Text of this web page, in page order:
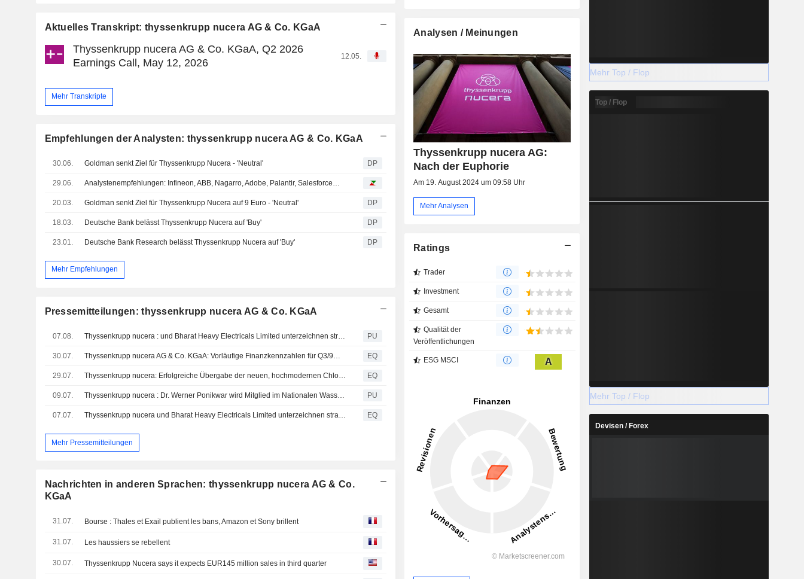
Aktuelles Transkript: thyssenkrupp nucera AG & Co. KGaA
Thyssenkrupp nucera AG & Co. KGaA, Q2 2026
Earnings Call, May 12, 2026
12.05.
Mehr Transkripte
Empfehlungen der Analysten: thyssenkrupp nucera AG & Co. KGaA
30.06. Goldman senkt Ziel für Thyssenkrupp Nucera - 'Neutral' DP
29.06. Analystenempfehlungen: Infineon, ABB, Nagarro, Adobe, Palantir, Salesforce…
20.03. Goldman senkt Ziel für Thyssenkrupp Nucera auf 9 Euro - 'Neutral' DP
18.03. Deutsche Bank belässt Thyssenkrupp Nucera auf 'Buy' DP
23.01. Deutsche Bank Research belässt Thyssenkrupp Nucera auf 'Buy' DP
Mehr Empfehlungen
Pressemitteilungen: thyssenkrupp nucera AG & Co. KGaA
07.08. Thyssenkrupp nucera : und Bharat Heavy Electricals Limited unterzeichnen strategische Kooperationsvereinbarung zur Förderung von grünem Wasserstoff in Indien PU
30.07. Thyssenkrupp nucera AG & Co. KGaA: Vorläufige Finanzkennzahlen für Q3/9M 2025/26; Umsatz und Ergebnis durch Vorzieheffekte leicht über Markterwartung EQ
29.07. Thyssenkrupp nucera: Erfolgreiche Übergabe der neuen, hochmodernen Chlor-Alkali-Anlage an Chlorum Solutions in Palmeira, Brasilien EQ
09.07. Thyssenkrupp nucera : Dr. Werner Ponikwar wird Mitglied im Nationalen Wasserstoffrat der Bundesregierung PU
07.07. Thyssenkrupp nucera und Bharat Heavy Electricals Limited unterzeichnen strategische Kooperationsvereinbarung zur Förderung von grünem Wasserstoff in Indien EQ
Mehr Pressemitteilungen
Nachrichten in anderen Sprachen: thyssenkrupp nucera AG & Co.
KGaA
31.07. Bourse : Thales et Exail publient les bans, Amazon et Sony brillent
31.07. Les haussiers se rebellent
30.07. Thyssenkrupp Nucera says it expects EUR145 million sales in third quarter
Analysen / Meinungen
Thyssenkrupp nucera AG:
Nach der Euphorie
Am 19. August 2024 um 09:58 Uhr
Mehr Analysen
Ratings
Trader
Investment
Gesamt
Qualität der
Veröffentlichungen
ESG MSCI A
Mehr Top / Flop
Top / Flop
Mehr Top / Flop
Devisen / Forex